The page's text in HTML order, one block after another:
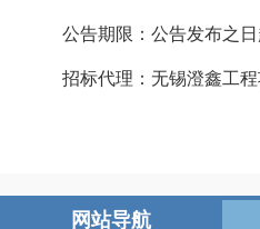
公告期限：公告发布之日
招标代理：无锡澄鑫工程